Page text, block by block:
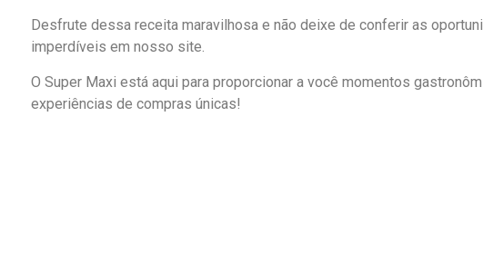
Desfrute dessa receita maravilhosa e não deixe de conferir as
imperdíveis em nosso site.
O Super Maxi está aqui para proporcionar a você momentos
experiências de compras únicas!